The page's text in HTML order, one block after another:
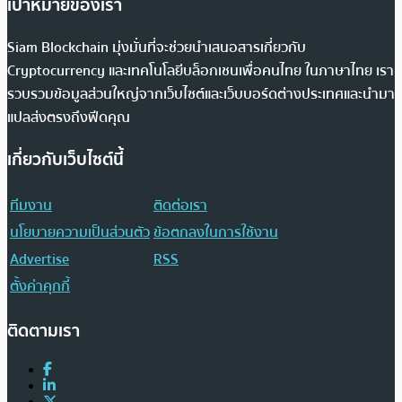
Siam Blockchain มุ่งมั่นที่จะช่วยนำเสนอสารเกี่ยวกับ
Cryptocurrency และเทคโนโลยีบล็อกเชนเพื่อคนไทย ในภาษาไทย เรา
รวบรวมข้อมูลส่วนใหญ่จากเว็บไซต์และเว็บบอร์ดต่างประเทศและนำมา
แปลส่งตรงถึงฟีดคุณ
เกี่ยวกับเว็บไซต์นี้
ทีมงาน
ติดต่อเรา
นโยบายความเป็นส่วนตัวข้อตกลงในการใช้งาน
Advertise
RSS
ตั้งค่าคุกกี้
ติดตามเรา